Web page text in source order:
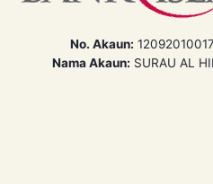
No. Akaun:
Nama Akaun: SURAU AL